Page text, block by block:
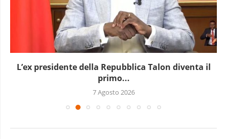
L’Uganda ha approvato l’invio di truppe a
7 Agosto 2026